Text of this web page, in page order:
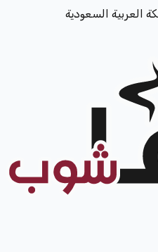
العربية السعودية